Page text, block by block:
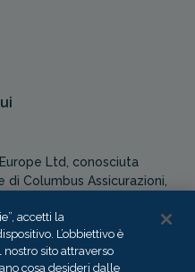
Ltd, conosciuta
Columbus Assicurazioni,
(Distribution Act
è soggetta
accetti la
L’obbiettivo è
sito attraverso
cosa desideri dalle